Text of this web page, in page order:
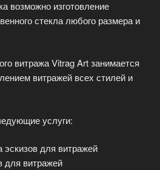
возможно изготовление
стекла любого размера и
витража Vitrag Art занимается
витражей всех стилей и
услуги:
эскизов для витражей
для витражей